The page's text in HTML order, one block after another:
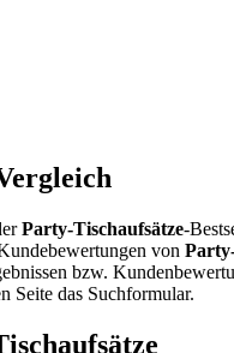
Party-Tischaufsätze-
von
bzw.
Seite das Suchformular.